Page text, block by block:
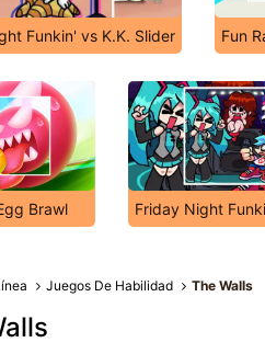
Funkin' vs K.K. Slider Fun
Brawl Friday Night
Juegos De Habilidad The Walls